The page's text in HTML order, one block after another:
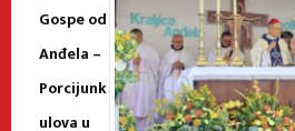
Gospe od
Anđela –
Porcijunk
ulova u